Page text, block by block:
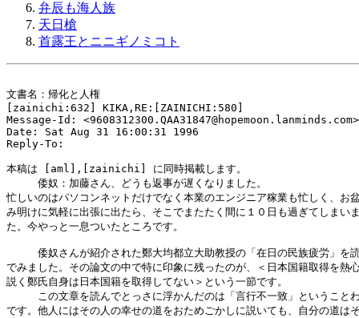
弁辰も海人族
天日槍
首露王とニニギノミコト
文書名：帰化と人権
[zainichi:632] KIKA,RE:[ZAINICHI:580]
Message-Id: <9608312300.QAA31847@hopemoon.lanminds.com>
Date: Sat Aug 31 16:00:31 1996
Reply-To:
本稿は [aml],[zainichi] に同時掲載します。
倭奴：加藤さん、どうも返事が遅くなりました。
忙しいのはパソコンネットだけでなく本業のエンジニア稼業も忙しく、お
み明けに気軽に出張に出たら、そこでまたたく間に１０日も過ぎてしまい
た。今やっと一息ついたところです。
倭奴さんが紹介された鄭大均都立大助教授の「在日の民族疲労」を
でみました。その論文の中で特に印象に残ったのが、＜日本国籍取得を熱
説く鄭氏自身は日本国籍を取得してない＞という一節です。
この文章を読んでとっさに浮かんだのは「言行不一致」ということ
です。他人にはその人の幸せの道をおためごかしに説いても、自分の道は